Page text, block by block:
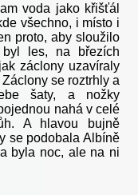
voda jako křišťál
všechno, i místo i
proto, aby sloužilo
les, na březích
záclony uzavíraly
se roztrhly a
šaty, a nožky
nahá v celé
A hlavou bujně
se podobala Albíně
byla noc, ale na ni